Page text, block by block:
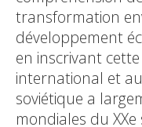
transformation
développement
en inscrivant
international et
soviétique a
mondiales du